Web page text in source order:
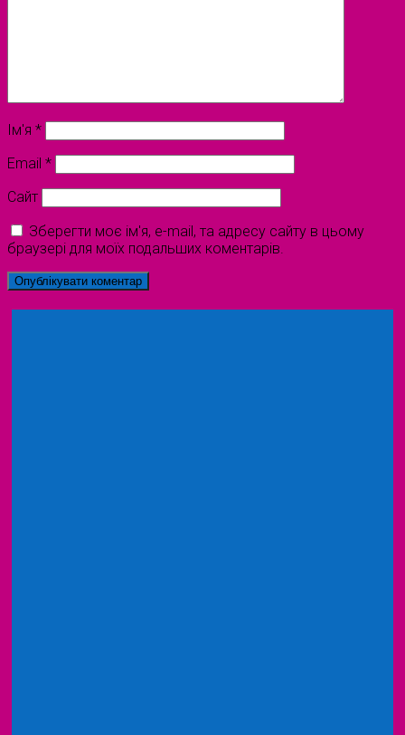
Ім'я *
Email *
Сайт
Зберегти моє ім'я, e-mail, та адресу сайту в цьому
браузері для моїх подальших коментарів.